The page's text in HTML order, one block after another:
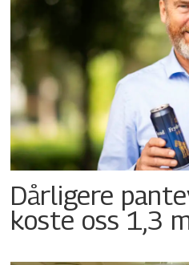
Dårligere
koste oss 1,3